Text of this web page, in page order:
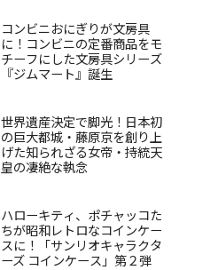
コンビニおにぎりが文房具
に！コンビニの定番商品をモ
チーフにした文房具シリーズ
『ジムマート』誕生
世界遺産決定で脚光！日本初
の巨大都城・藤原京を創り上
げた知られざる女帝・持統天
皇の凄絶な執念
ハローキティ、ポチャッコた
ちが昭和レトロなコインケー
スに！「サンリオキャラクタ
ーズ コインケース」第２弾